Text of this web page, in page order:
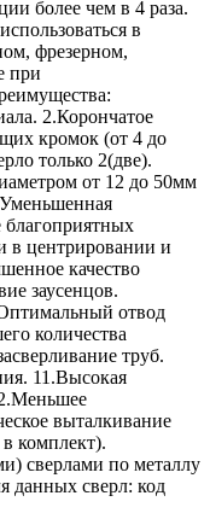
более чем в 4 раза.
в
фрезерном,
при
2.Корончатое
кромок (от 4 до
только 2(две).
от 12 до 50мм
благоприятных
в центрировании и
качество
заусенцов.
отвод
количества
труб.
11.Высокая
выталкивание
комплект).
сверлами по металлу
данных сверл: код